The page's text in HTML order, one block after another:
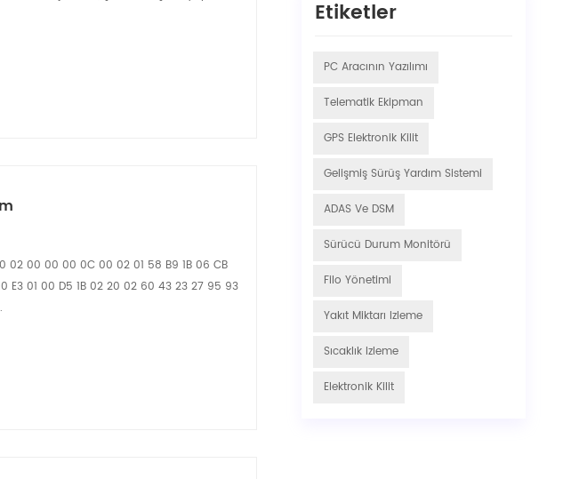
02 00 00 00 0C 00 02 01 58 B9 1B 06 CB
E3 01 00 D5 1B 02 20 02 60 43 23 27 95 93
Etiketler
PC Aracının Yazılımı
Telematik Ekipman
GPS Elektronik Kilit
Gelişmiş Sürüş Yardım Sistemi
ADAS Ve DSM
Sürücü Durum Monitörü
Filo Yönetimi
Yakıt Miktarı Izleme
Sıcaklık Izleme
Elektronik Kilit